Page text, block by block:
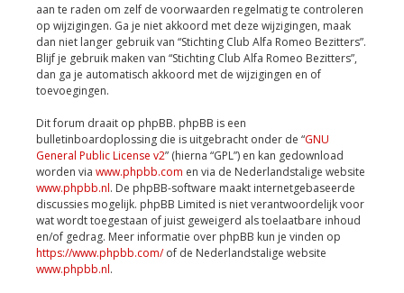
aan te raden om zelf de voorwaarden regelmatig te controleren
op wijzigingen. Ga je niet akkoord met deze wijzigingen, maak
dan niet langer gebruik van “Stichting Club Alfa Romeo Bezitters”.
Blijf je gebruik maken van “Stichting Club Alfa Romeo Bezitters”,
dan ga je automatisch akkoord met de wijzigingen en of
toevoegingen.
Dit forum draait op phpBB. phpBB is een
bulletinboardoplossing die is uitgebracht onder de “GNU
General Public License v2” (hierna “GPL”) en kan gedownload
worden via www.phpbb.com en via de Nederlandstalige website
www.phpbb.nl. De phpBB-software maakt internetgebaseerde
discussies mogelijk. phpBB Limited is niet verantwoordelijk voor
wat wordt toegestaan of juist geweigerd als toelaatbare inhoud
en/of gedrag. Meer informatie over phpBB kun je vinden op
https://www.phpbb.com/of de Nederlandstalige website
www.phpbb.nl.